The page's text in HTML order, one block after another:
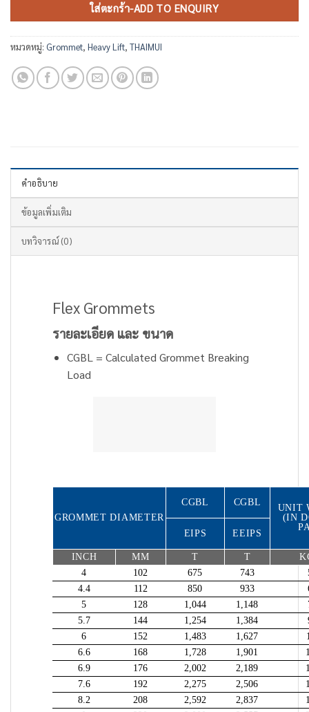
ใส่ตะกร้า-ADD TO ENQUIRY
หมวดหมู่: Grommet, Heavy Lift, THAIMUI
คำอธิบาย
ข้อมูลเพิ่มเติม
บทวิจารณ์ (0)
Flex Grommets
รายละเอียด และ ขนาด
CGBL = Calculated Grommet Breaking
Load
GROMMET DIAMETER
CGBL CGBL
UNIT
(IN
EIPS EEIPS
INCH MM T T
4
102 675 743
4.4
112 850 933
5
128 1,044 1,148
5.7
144 1,254 1,384
6
152 1,483 1,627
6.6
168 1,728 1,901
6.9
176 2,002 2,189
7.6
192 2,275 2,506
8.2
208 2,592 2,837